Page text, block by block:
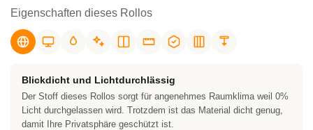
Eigenschaften dieses Rollos
Blickdicht und Lichtdurchlässig
Der Stoff dieses Rollos sorgt für angenehmes Raumklima weil 0%
Licht durchgelassen wird. Trotzdem ist das Material dicht genug,
damit Ihre Privatsphäre geschützt ist.